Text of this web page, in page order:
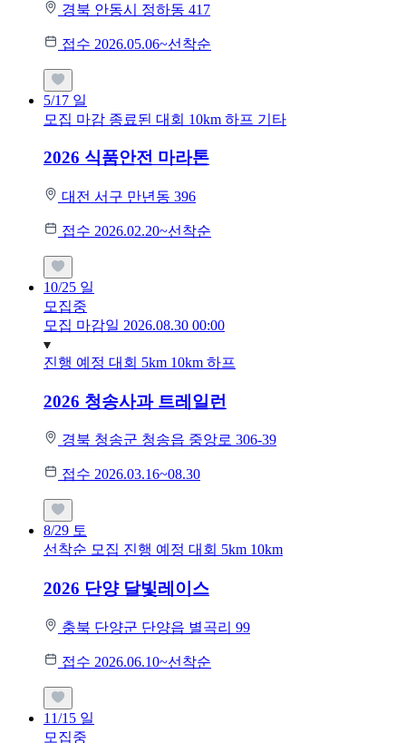
경북 안동시 정하동 417
접수 2026.05.06~선착순
5/17 일
모집 마감 종료된 대회 10km 하프 기타
2026 식품안전 마라톤
대전 서구 만년동 396
접수 2026.02.20~선착순
10/25 일
모집중
모집 마감일 2026.08.30 00:00
진행 예정 대회 5km 10km 하프
2026 청송사과 트레일런
경북 청송군 청송읍 중앙로 306-39
접수 2026.03.16~08.30
8/29 토
선착순 모집 진행 예정 대회 5km 10km
2026 단양 달빛레이스
충북 단양군 단양읍 별곡리 99
접수 2026.06.10~선착순
11/15 일
모집중